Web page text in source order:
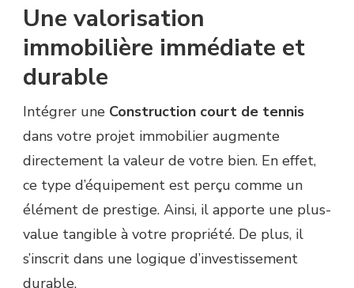
Une valorisation
immobilière immédiate et
durable
Intégrer une Construction court de tennis
dans votre projet immobilier augmente
directement la valeur de votre bien. En effet,
ce type d’équipement est perçu comme un
élément de prestige. Ainsi, il apporte une plus-
value tangible à votre propriété. De plus, il
s’inscrit dans une logique d’investissement
durable.